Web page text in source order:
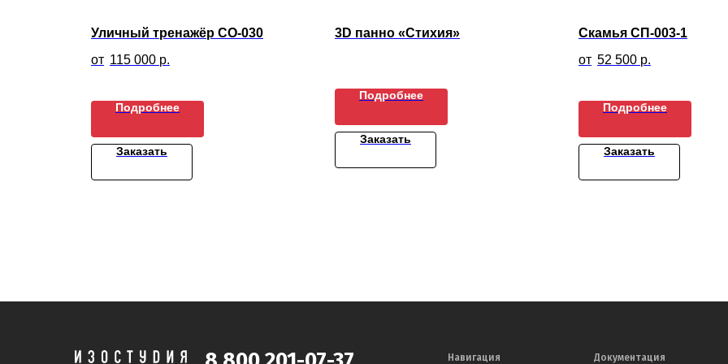
Уличный тренажёр СО-030
115 000 р.
Подробнее
Заказать
3D панно «Стихия»
Подробнее
Заказать
Скамья СП-003-1
52 500 р.
Подробнее
Заказать
Навигация Документация